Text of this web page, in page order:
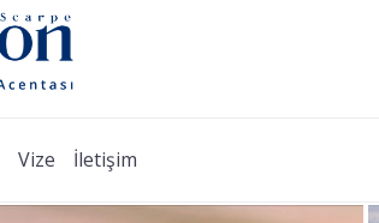
Vize İletişim